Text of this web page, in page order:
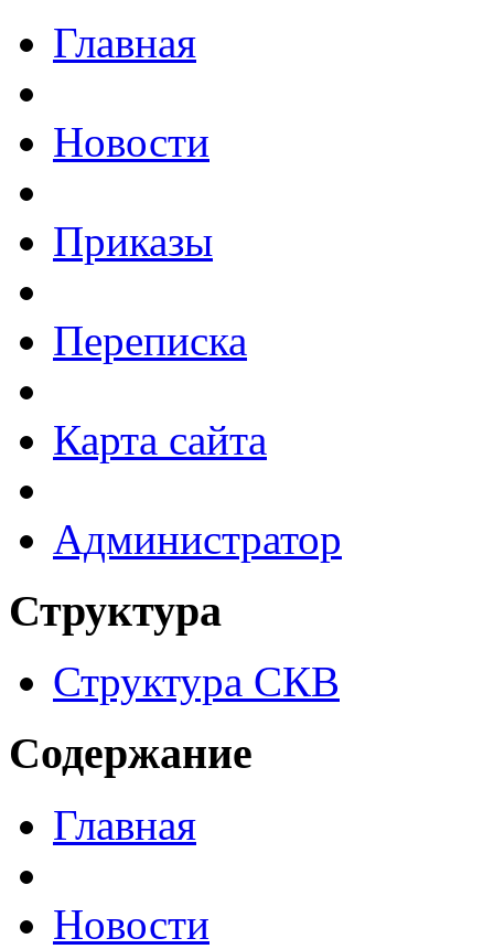
Главная
Новости
Приказы
Переписка
Карта сайта
Администратор
Структура
Структура СКВ
Содержание
Главная
Новости